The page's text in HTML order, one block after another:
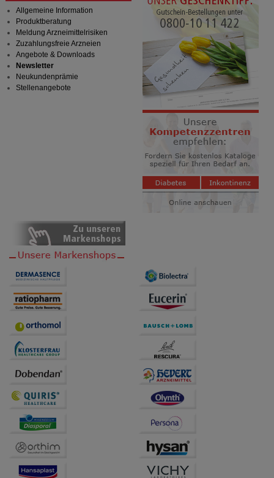
betreiben.
Statistik & Tracking:
Hierüber lassen sich
Informationen über die Art und Weise der Nutzung
unserer Website sammeln, mit deren Hilfe wir unsere
Website weiter für Sie optimieren können, den Inhalt
auf unserer Website aber auch die Werbung auf
Drittseiten möglichst relevant für Sie zu gestalten.
Bitte beachten Sie, dass Daten hierfür teilweise an
Dritte wie z.B. Google oder soziale Medien
Allgemeine Information
Produktberatung
Meldung Arzneimittelrisiken
Zuzahlungsfreie Arzneien
Angebote & Downloads
Newsletter
Neukundenprämie
Stellenangebote